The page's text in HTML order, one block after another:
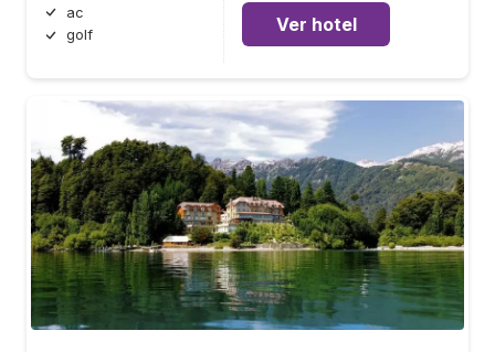
ac
golf
Ver hotel